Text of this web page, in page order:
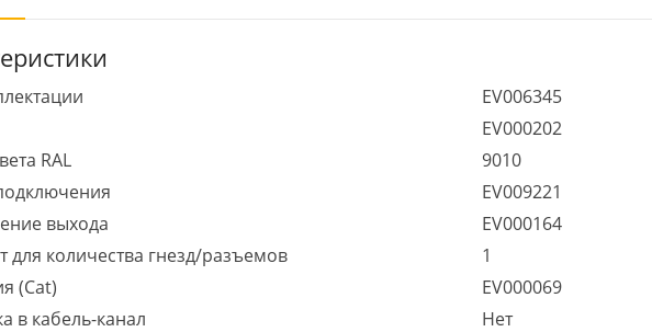
EV006345
EV000202
RAL
9010
EV009221
выхода
EV000164
для количества гнезд/разъемов
1
(Cat)
EV000069
в кабель-канал
Нет